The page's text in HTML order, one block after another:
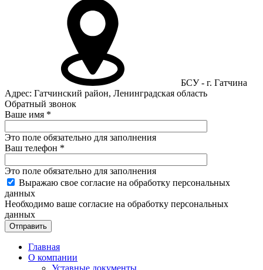
БСУ - г. Гатчина
Адрес: Гатчинский район, Ленинградская область
Обратный звонок
Ваше имя *
Это поле обязательно для заполнения
Ваш телефон *
Это поле обязательно для заполнения
Выражаю свое согласие на обработку персональных
данных
Необходимо ваше согласие на обработку персональных
данных
Отправить
Главная
О компании
Уставные документы